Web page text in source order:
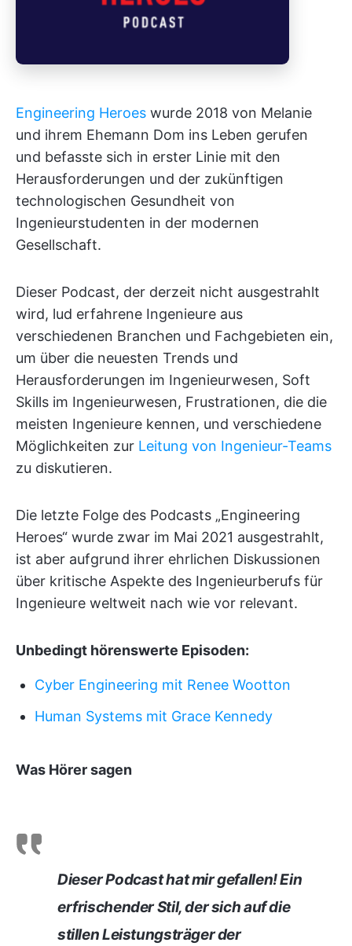
Engineering Heroes wurde 2018 von Melanie
und ihrem Ehemann Dom ins Leben gerufen
und befasste sich in erster Linie mit den
Herausforderungen und der zukünftigen
technologischen Gesundheit von
Ingenieurstudenten in der modernen
Gesellschaft.
Dieser Podcast, der derzeit nicht ausgestrahlt
wird, lud erfahrene Ingenieure aus
verschiedenen Branchen und Fachgebieten ein,
um über die neuesten Trends und
Herausforderungen im Ingenieurwesen, Soft
Skills im Ingenieurwesen, Frustrationen, die die
meisten Ingenieure kennen, und verschiedene
Möglichkeiten zur Leitung von Ingenieur-Teams
zu diskutieren.
Die letzte Folge des Podcasts „Engineering
Heroes“ wurde zwar im Mai 2021 ausgestrahlt,
ist aber aufgrund ihrer ehrlichen Diskussionen
über kritische Aspekte des Ingenieurberufs für
Ingenieure weltweit nach wie vor relevant.
Unbedingt hörenswerte Episoden:
Cyber Engineering mit Renee Wootton
Human Systems mit Grace Kennedy
Was Hörer sagen
Dieser Podcast hat mir gefallen! Ein
erfrischender Stil, der sich auf die
stillen Leistungsträger der